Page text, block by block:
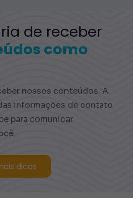
de receber
como
nossos conteúdos. A
informações de contato
para comunicar
dicas